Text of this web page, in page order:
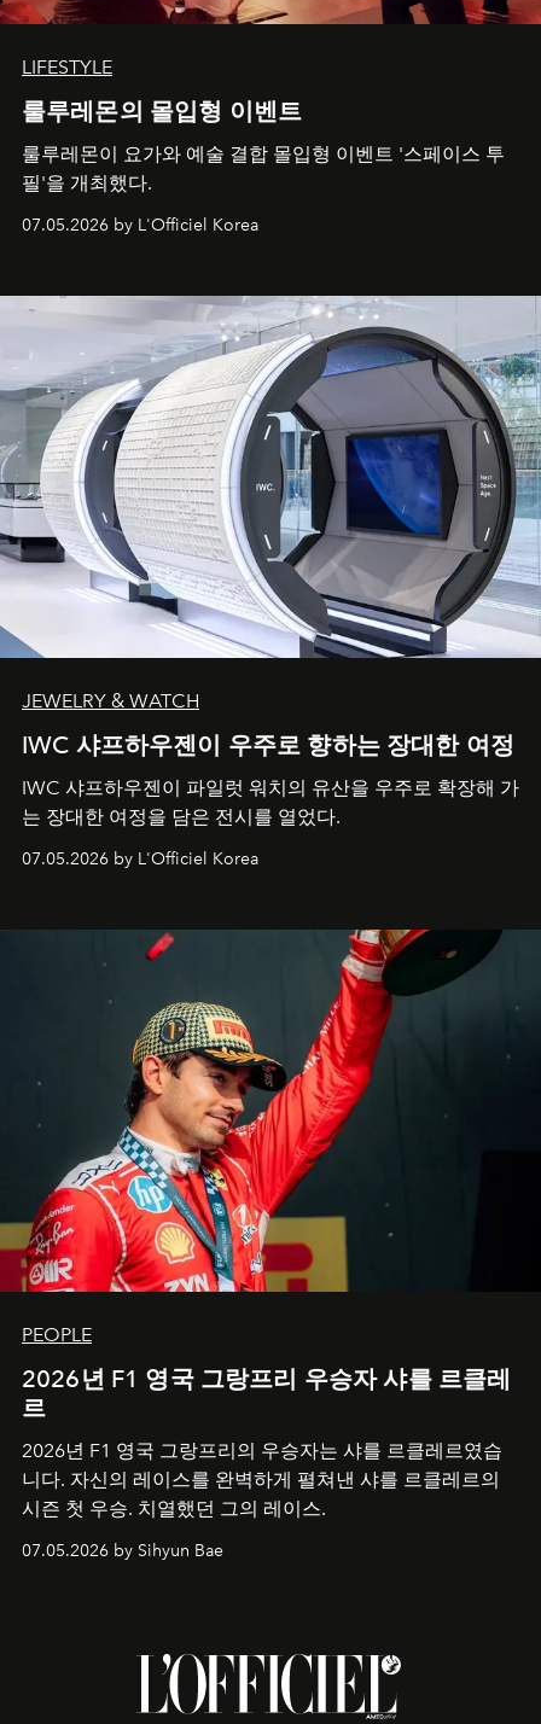
LIFESTYLE
룰루레몬의 몰입형 이벤트
룰루레몬이 요가와 예술 결합 몰입형 이벤트 '스페이스 투
필'을 개최했다.
07.05.2026 by L'Officiel Korea
JEWELRY & WATCH
IWC 샤프하우젠이 우주로 향하는 장대한 여정
IWC 샤프하우젠이 파일럿 워치의 유산을 우주로 확장해 가
는 장대한 여정을 담은 전시를 열었다.
07.05.2026 by L'Officiel Korea
PEOPLE
2026년 F1 영국 그랑프리 우승자 샤를 르클레
르
2026년 F1 영국 그랑프리의 우승자는 샤를 르클레르였습
니다. 자신의 레이스를 완벽하게 펼쳐낸 샤를 르클레르의
시즌 첫 우승. 치열했던 그의 레이스.
07.05.2026 by Sihyun Bae